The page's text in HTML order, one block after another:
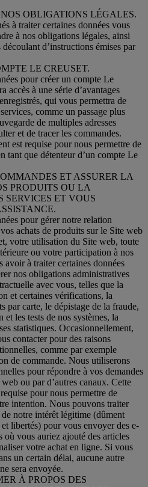
OBLIGATIONS LÉGALES.
à traiter certaines données vous
à nos obligations légales, ainsi
découlant d’instructions émises par
LE CREUSET.
pour créer un compte Le
accès à une série d’avantages
qui vous permettra de
comme un passage plus
de multiples adresses
et de tracer les commandes.
est requise pour nous permettre de
tant que détenteur d’un compte Le
ET ASSURER LA
PRODUITS OU LA
SERVICES ET VOUS
pour gérer notre relation
achats de produits sur le Site web
votre utilisation du Site web, toute
ou votre participation à nos
avoir à traiter certaines données
nos obligations administratives
avec vous, telles que la
et certaines vérifications, la
par carte, le dépistage de la fraude,
et les tests de nos systèmes, la
statistiques. Occasionnellement,
contacter pour des raisons
comme par exemple
de commande. Nous utiliserons
pour répondre à vos demandes
ou par d’autres canaux. Cette
pour nous permettre de
intention. Nous pouvons traiter
notre intérêt légitime (dûment
libertés) pour vous envoyer des e-
où vous auriez ajouté des articles
votre achat en ligne. Si vous
un certain délai, aucune autre
sera envoyée.
À PROPOS DES